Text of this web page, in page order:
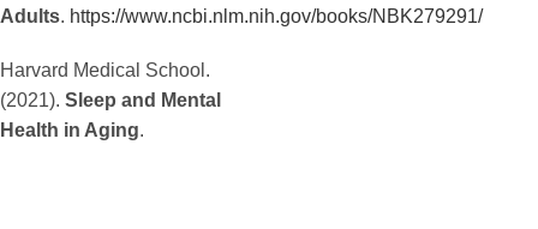
Adults. https://www.ncbi.nlm.nih.gov/books/NBK279291/
Harvard Medical School.
(2021). Sleep and Mental
Health in Aging.